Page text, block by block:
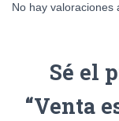
No hay valoraciones
Sé el
“Venta